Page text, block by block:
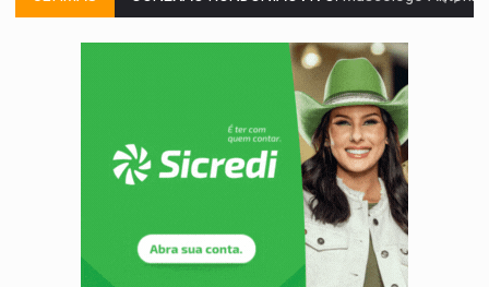
VARIANDO O CARDÁPIO:Veja essa receita de carne assada para o
PREJUÍZO AOS ESTUDANTES: Greve dos professores em PVH é
POSSESSÃO DE DEBORAH LOGAN:Terror mistura mistério e filmagens
SOB SUSPEITA:Entrega de 286 máquinas em Rondônia coincide com
Reter até 50% no distrato imobiliário é legal, mas não pode
DO HOSPITAL AO CAMPO:Veja as mais de 200 ações de Marcos